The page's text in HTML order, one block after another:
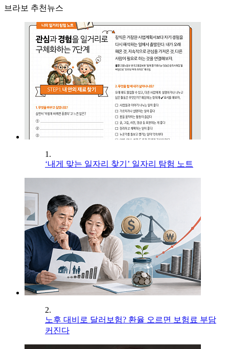
브라보 추천뉴스
1.
‘내게 맞는 일자리 찾기’ 일자리 탐험 노트
2.
노후 대비로 달러보험? 환율 오르면 보험료 부담
커진다